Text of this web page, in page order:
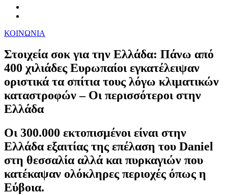
ΚΟΙΝΩΝΙΑ
Στοιχεία σοκ για την Ελλάδα: Πάνω από
400 χιλιάδες Ευρωπαίοι εγκατέλειψαν
οριστικά τα σπίτια τους λόγω κλιματικών
καταστροφών – Οι περισσότεροι στην
Ελλάδα
Οι 300.000 εκτοπισμένοι είναι στην
Ελλάδα εξαιτίας της επέλαση του Daniel
στη θεσσαλία αλλά και πυρκαγιών που
κατέκαψαν ολόκληρες περιοχές όπως η
Εύβοια.